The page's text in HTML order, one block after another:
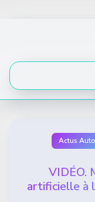
Actus
VIDÉO.
artificielle à